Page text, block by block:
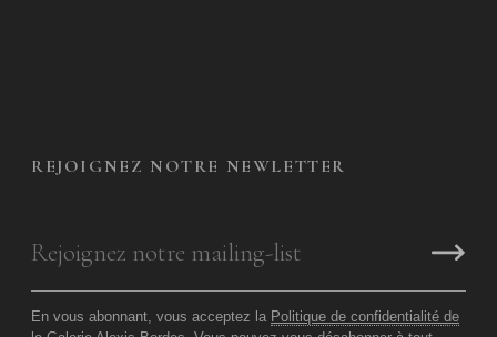
REJOIGNEZ NOTRE NEWLETTER
En vous abonnant, vous acceptez la Politique de confidentialité de